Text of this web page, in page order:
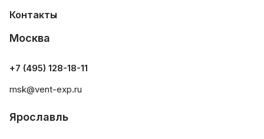
Контакты
Москва
+7 (495) 128-18-11
msk@vent-exp.ru
Ярославль